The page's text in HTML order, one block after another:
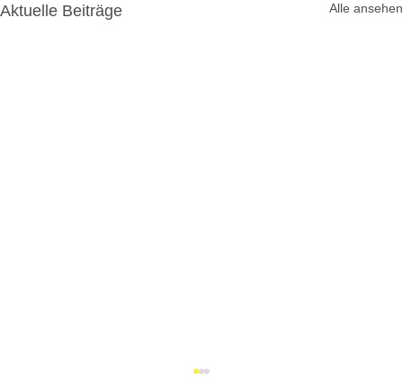
Aktuelle Beiträge Alle ansehen